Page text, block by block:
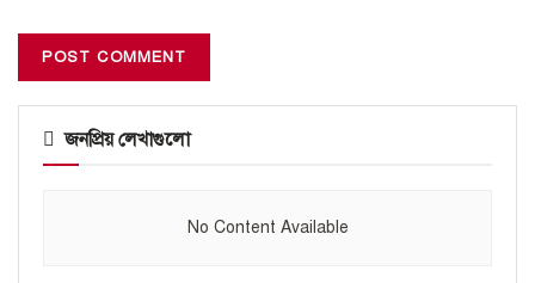
জনপ্রিয় লেখাগুলো
No Content Available